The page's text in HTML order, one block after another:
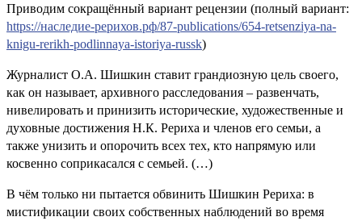
Приводим сокращённый вариант рецензии (полный вариант:
https://наследие-рерихов.рф/87-publications/654-retsenziya-na-
knigu-rerikh-podlinnaya-istoriya-russk)
Журналист О.А. Шишкин ставит грандиозную цель своего,
как он называет, архивного расследования – развенчать,
нивелировать и принизить исторические, художественные и
духовные достижения Н.К. Рериха и членов его семьи, а
также унизить и опорочить всех тех, кто напрямую или
косвенно соприкасался с семьей. (…)
В чём только ни пытается обвинить Шишкин Рериха: в
мистификации своих собственных наблюдений во время